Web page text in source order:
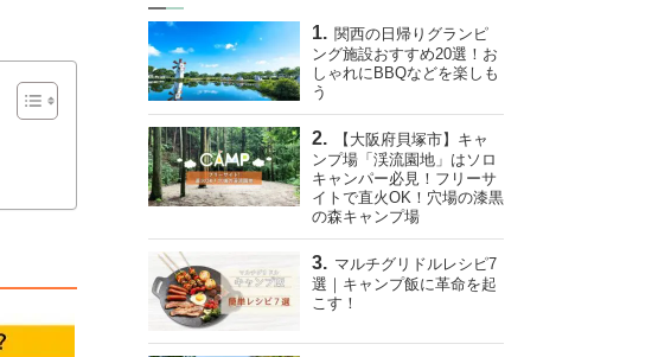
関西の日帰りグランピ
ング施設おすすめ20選！お
しゃれにBBQなどを楽しも
う
【大阪府貝塚市】キャ
ンプ場「渓流園地」はソロ
キャンパー必見！フリーサ
イトで直火OK！穴場の漆黒
の森キャンプ場
マルチグリドルレシピ7
選｜キャンプ飯に革命を起
こす！